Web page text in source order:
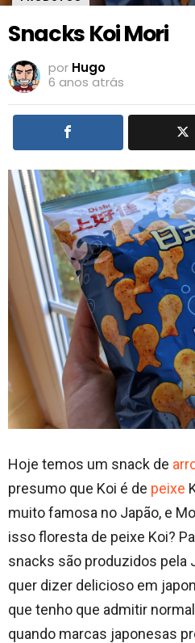
Snacks Koi Mori
por Hugo
6 anos atrás
Hoje temos um snack de
presumo que Koi é de peixe
muito famosa no Japão, e
isso floresta de peixe Koi?
snacks são produzidos pela
quer dizer delicioso em
que tenho que admitir
quando marcas japonesas